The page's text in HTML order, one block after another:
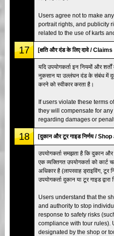
Users agree not to make
portrait rights, and publicity
related to the use of karts
17 [क्षति और दंड के लिए दावे /
यदि उपयोगकर्ता इन नियमों और
नुकसान या उल्लंघन दंड के संबंध में
करने को स्वीकार करता है।
If users violate these terms
they will compensate for
regarding damages or
18 [दुकान और टूर गाइड निर्णय /
उपयोगकर्ता समझता है कि दुकान और
एक व्यक्तिगत उपयोगकर्ता को
अधिकार है (लापरवाह ड्राइविंग, टूर
उपयोगकर्ता दुकान या टूर गाइड द्वारा
Users understand that the
and authority to stop
response to safety risks
compliance with tour rules).
designated by the shop or